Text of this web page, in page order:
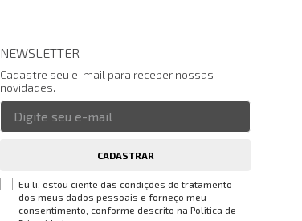
NEWSLETTER
Cadastre seu e-mail para receber nossas
novidades.
CADASTRAR
Eu li, estou ciente das condições de tratamento
dos meus dados pessoais e forneço meu
consentimento, conforme descrito na Política de